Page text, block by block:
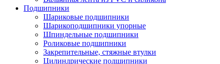
Подшипники
Шариковые подшипники
Шарикоподшипники упорные
Шпиндельные подшипники
Роликовые подшипники
Закрепительные, стяжные втулки
Цилиндрические подшипники